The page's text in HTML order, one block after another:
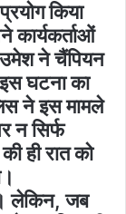
किया
ने चैंपियन
घटना का
ने इस मामले
न सिर्फ
ही रात को
लेकिन, जब